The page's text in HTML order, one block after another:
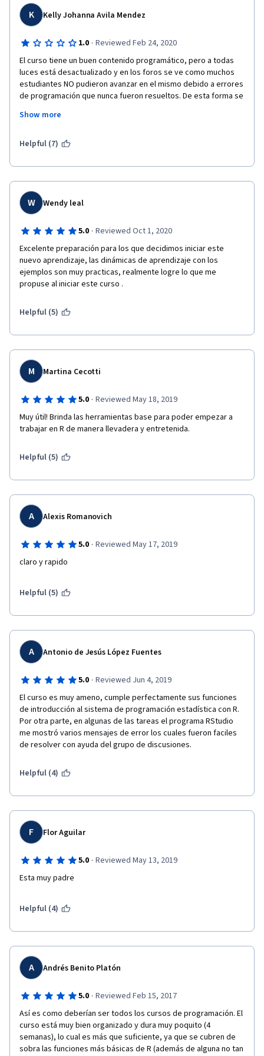
aprender R y si hablas español :D
K Kelly Johanna Avila Mendez
1.0 · Reviewed Feb 24, 2020
El curso tiene un buen contenido programático, pero a todas
luces está desactualizado y en los foros se ve como muchos
estudiantes NO pudieron avanzar en el mismo debido a errores
de programación que nunca fueron resueltos. De esta forma se
aprendizaje. Si se ofrecen curso ya sean con 10 o 1000
cuando cobran certificación.
Show more
Helpful (7)
W Wendy leal
5.0 · Reviewed Oct 1, 2020
Excelente preparación para los que decidimos iniciar este
nuevo aprendizaje, las dinámicas de aprendizaje con los
ejemplos son muy practicas, realmente logre lo que me
propuse al iniciar este curso .
Helpful (5)
M Martina Cecotti
5.0 · Reviewed May 18, 2019
Muy útil! Brinda las herramientas base para poder empezar a
trabajar en R de manera llevadera y entretenida.
Helpful (5)
A Alexis Romanovich
5.0 · Reviewed May 17, 2019
claro y rapido
Helpful (5)
A Antonio de Jesús López Fuentes
5.0 · Reviewed Jun 4, 2019
El curso es muy ameno, cumple perfectamente sus funciones
de introducción al sistema de programación estadística con R.
Por otra parte, en algunas de las tareas el programa RStudio
me mostró varios mensajes de error los cuales fueron faciles
de resolver con ayuda del grupo de discusiones.
Helpful (4)
F Flor Aguilar
5.0 · Reviewed May 13, 2019
Esta muy padre
Helpful (4)
A Andrés Benito Platón
5.0 · Reviewed Feb 15, 2017
Así es como deberían ser todos los cursos de programación. El
curso está muy bien organizado y dura muy poquito (4
semanas), lo cual es más que suficiente, ya que se cubren de
sobra las funciones más básicas de R (además de alguna no tan